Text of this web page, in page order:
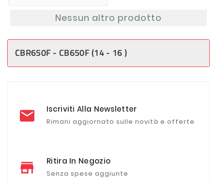
Nessun altro prodotto
CBR650F - CB650F (14 - 16 )
Iscriviti Alla Newsletter
Rimani aggiornato sulle novità e offerte
Ritira In Negozio
Senza spese aggiunte